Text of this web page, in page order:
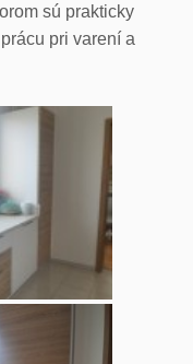
sú prakticky
pri varení a